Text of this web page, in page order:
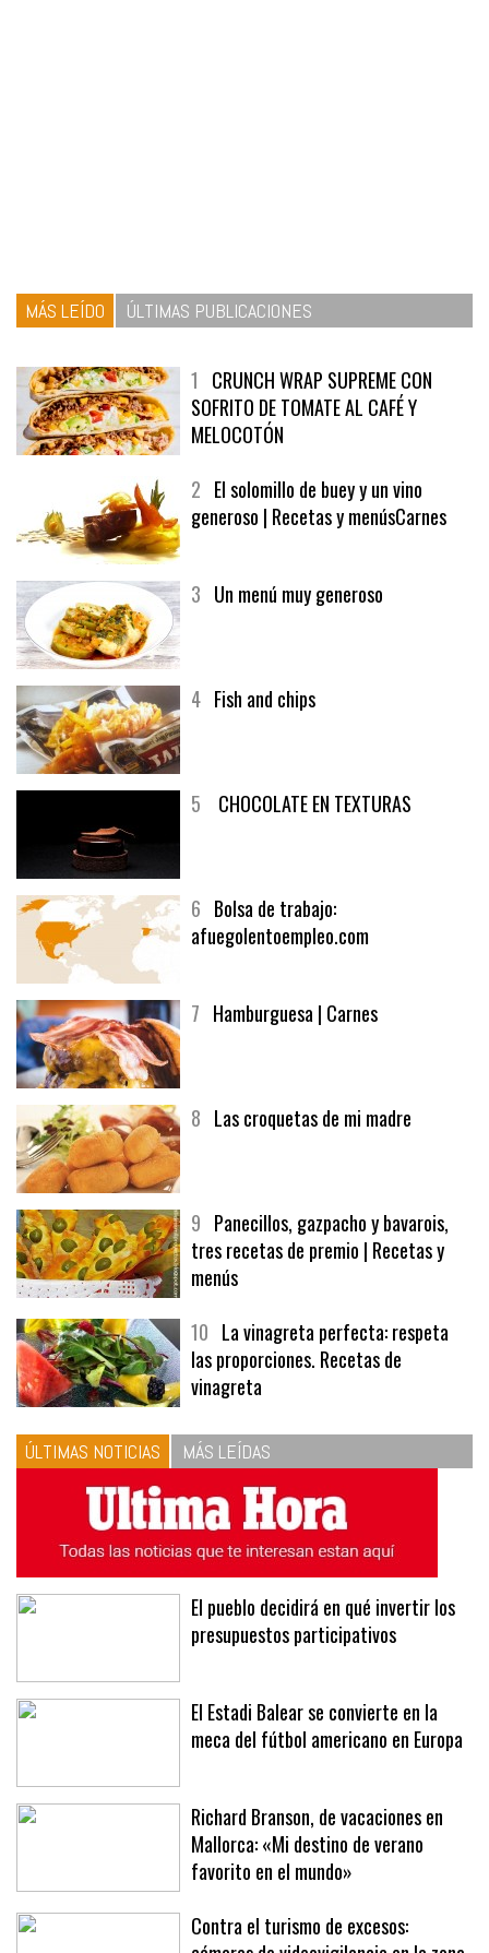
1CRUNCH WRAP SUPREME CON
SOFRITO DE TOMATE AL CAFÉ Y
MELOCOTÓN
2El solomillo de buey y un vino
6Bolsa de trabajo:
9Panecillos, gazpacho y bavarois,
tres recetas de premio | Recetas y
menús
10La vinagreta perfecta: respeta
las proporciones. Recetas de
vinagreta
ÚLTIMAS NOTICIAS MÁS LEÍDAS
El pueblo decidirá en qué invertir los
El Estadi Balear se convierte en la
Richard Branson, de vacaciones en
Mallorca: «Mi destino de verano
favorito en el mundo»